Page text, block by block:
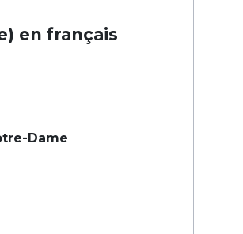
en français
Dame